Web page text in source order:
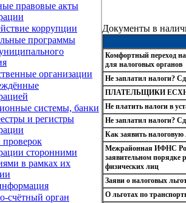
правовые акты
коррупции
программы
организации
системы, банки
и регистры
проверок
сторонними
в рамках их
счётный орган
Документы в
Комфортный переход
для налоговых органов
Не заплатил налоги?
ПЛАТЕЛЬЩИКИ
Не платить налоги в
Не заплатил налоги?
Как заявить
Межрайонная ИФНС
заявительном порядке
физических лиц
Заяви о налоговых
О льготах по